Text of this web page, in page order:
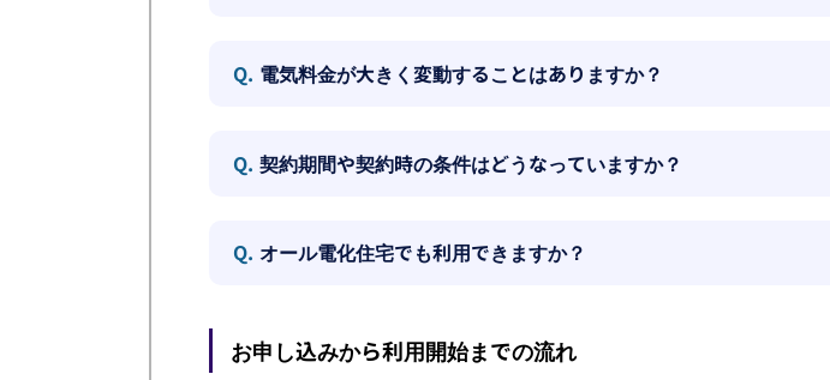
Q. 電気料金が大きく変動することはありますか？
Q. 契約期間や契約時の条件はどうなっていますか？
Q. オール電化住宅でも利用できますか？
お申し込みから利用開始までの流れ